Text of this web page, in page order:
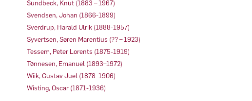
Sundbeck, Knut (1883 – 1967)
Svendsen, Johan (1866-1899)
Sverdrup, Harald Ulrik (1888-1957)
Syvertsen, Søren Marentius (?? – 1923)
Tessem, Peter Lorents (1875-1919)
Tønnesen, Emanuel (1893–1972)
Wiik, Gustav Juel (1878–1906)
Wisting, Oscar (1871-1936)